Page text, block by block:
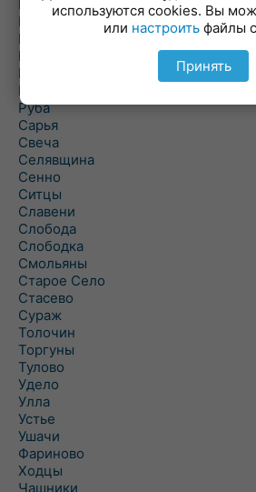
Погоща
Подсвилье
Полоцк
Поставы
Прозороки
Россоны
Руба
Сарья
Свеча
Селявщина
Сенно
Ситцы
Славени
Слобода
Слободка
Смольяны
Старое Село
Стасево
Сураж
Толочин
Торгуны
Тулово
Удело
Улла
Устье
Ушачи
Фариново
Ходцы
Чашники
используются cookies. Вы
или настроить файлы
Принять